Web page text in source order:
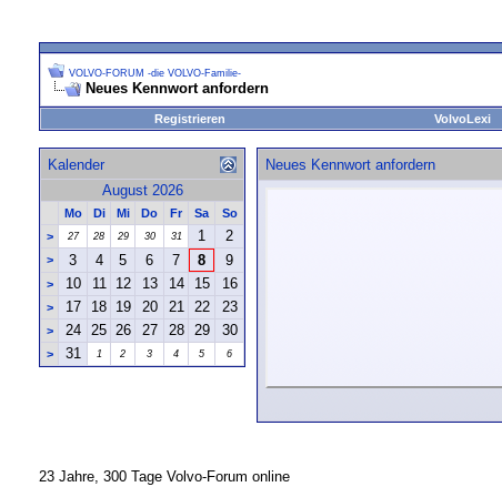
VOLVO-FORUM -die VOLVO-Familie-
Neues Kennwort anfordern
Registrieren VolvoLexi
Kalender
August 2026
Mo Di Mi Do Fr Sa
So
>
27 28 29 30 31 1 2
> 3 4 5 6 7 8 9
> 10 11 12 13 14 15 16
> 17 18 19 20 21 22 23
> 24 25 26 27 28 29 30
> 31 1 2 3 4 5 6
Neues Kennwort anfordern
23 Jahre, 300 Tage Volvo-Forum online